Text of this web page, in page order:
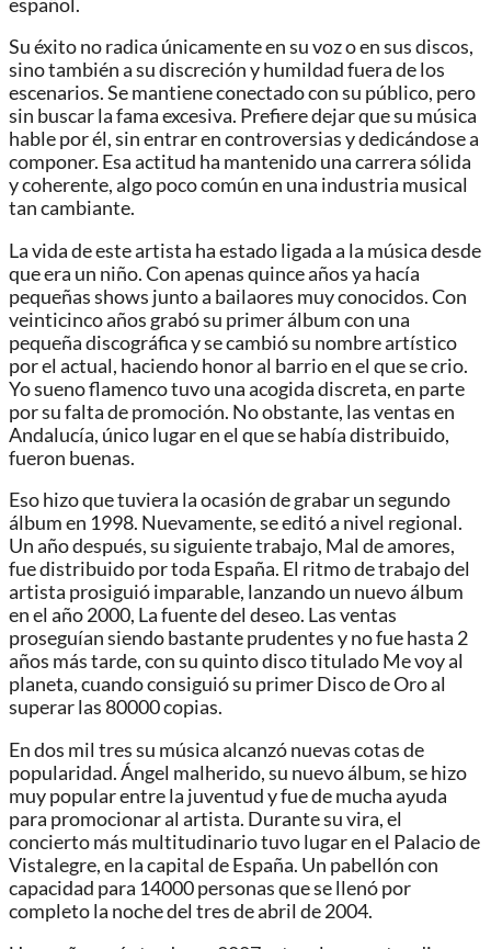
Su éxito no radica únicamente en su voz o en sus discos,
sino también a su discreción y humildad fuera de los
escenarios. Se mantiene conectado con su público, pero
sin buscar la fama excesiva. Prefiere dejar que su música
hable por él, sin entrar en controversias y dedicándose a
componer. Esa actitud ha mantenido una carrera sólida
y coherente, algo poco común en una industria musical
tan cambiante.
La vida de este artista ha estado ligada a la música desde
que era un niño. Con apenas quince años ya hacía
pequeñas shows junto a bailaores muy conocidos. Con
veinticinco años grabó su primer álbum con una
pequeña discográfica y se cambió su nombre artístico
por el actual, haciendo honor al barrio en el que se crio.
Yo sueno flamenco tuvo una acogida discreta, en parte
por su falta de promoción. No obstante, las ventas en
Andalucía, único lugar en el que se había distribuido,
fueron buenas.
Eso hizo que tuviera la ocasión de grabar un segundo
álbum en 1998. Nuevamente, se editó a nivel regional.
Un año después, su siguiente trabajo, Mal de amores,
fue distribuido por toda España. El ritmo de trabajo del
artista prosiguió imparable, lanzando un nuevo álbum
en el año 2000, La fuente del deseo. Las ventas
proseguían siendo bastante prudentes y no fue hasta 2
años más tarde, con su quinto disco titulado Me voy al
planeta, cuando consiguió su primer Disco de Oro al
superar las 80000 copias.
En dos mil tres su música alcanzó nuevas cotas de
popularidad. Ángel malherido, su nuevo álbum, se hizo
muy popular entre la juventud y fue de mucha ayuda
para promocionar al artista. Durante su vira, el
concierto más multitudinario tuvo lugar en el Palacio de
Vistalegre, en la capital de España. Un pabellón con
capacidad para 14000 personas que se llenó por
completo la noche del tres de abril de 2004.